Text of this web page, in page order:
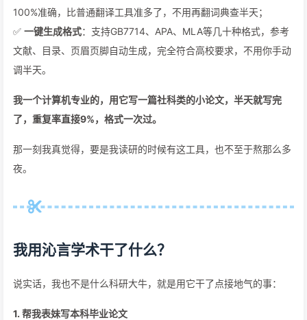
100%准确，比普通翻译工具准多了，不用再翻词典查半天；
✅ 一键生成格式：支持GB7714、APA、MLA等几十种格式，参考
文献、目录、页眉页脚自动生成，完全符合高校要求，不用你手动
调半天。
我一个计算机专业的，用它写一篇社科类的小论文，半天就写完
了，重复率直接9%，格式一次过。
那一刻我真觉得，要是我读研的时候有这工具，也不至于熬那么多
夜。
我用沁言学术干了什么？
说实话，我也不是什么科研大牛，就是用它干了点接地气的事：
1. 帮我表妹写本科毕业论文